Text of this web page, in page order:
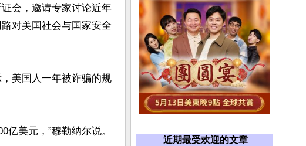
会，邀请专家讨论近年
对美国社会与国家安全
美国人一年被诈骗的规
美元，”穆勒纳尔说。
近期最受欢迎的文章